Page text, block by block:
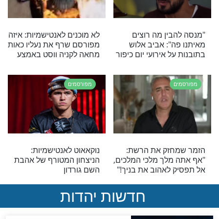
פארוק מפרסם
שלו מתפלל על
בעל הנס
חדשות רעות מוכרות יותר?
לשחקן המפורסם יש מה
לחדש לנו
עלי את המצווה,
מפורסמים
מי המפורסם שאמר: "אני
זכיתי לעסוק במקצוע שנותן